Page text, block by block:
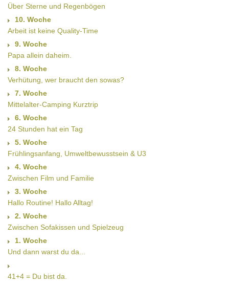
Über Sterne und Regenbögen
10. Woche
Arbeit ist keine Quality-Time
9. Woche
Papa allein daheim.
8. Woche
Verhütung, wer braucht den sowas?
7. Woche
Mittelalter-Camping Kurztrip
6. Woche
24 Stunden hat ein Tag
5. Woche
Frühlingsanfang, Umweltbewusstsein & U3
4. Woche
Zwischen Film und Familie
3. Woche
Hallo Routine! Hallo Alltag!
2. Woche
Zwischen Sofakissen und Spielzeug
1. Woche
Und dann warst du da...
41+4 = Du bist da.